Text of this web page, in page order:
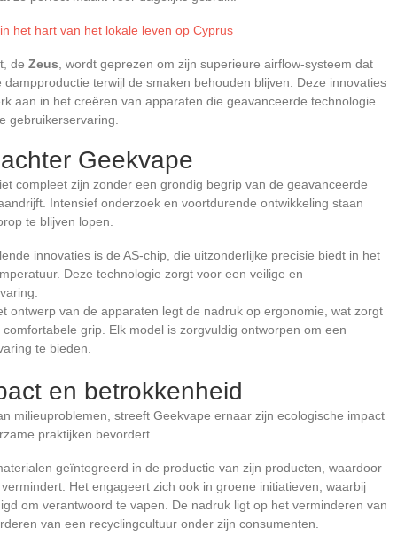
het hart van het lokale leven op Cyprus
de Zeus , wordt geprezen om zijn superieure airflow-systeem dat
terwijl de smaken behouden blijven. Deze innovaties
aan in het creëren van apparaten die geavanceerde technologie
gebruikerservaring.
Geekvape
compleet zijn zonder een grondig begrip van de geavanceerde
Intensief onderzoek en voortdurende ontwikkeling staan
te blijven lopen.
innovaties is de AS-chip, die uitzonderlijke precisie biedt in het
Deze technologie zorgt voor een veilige en
ontwerp van de apparaten legt de nadruk op ergonomie, wat zorgt
grip. Elk model is zorgvuldig ontworpen om een
te bieden.
en betrokkenheid
milieuproblemen, streeft Geekvape ernaar zijn ecologische impact
praktijken bevordert.
geïntegreerd in de productie van zijn producten, waardoor
Het engageert zich ook in groene initiatieven, waarbij
om verantwoord te vapen. De nadruk ligt op het verminderen van
van een recyclingcultuur onder zijn consumenten.